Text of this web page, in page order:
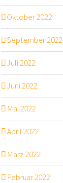
Oktober 2022
September 2022
Juli 2022
Juni 2022
Mai 2022
April 2022
März 2022
Februar 2022